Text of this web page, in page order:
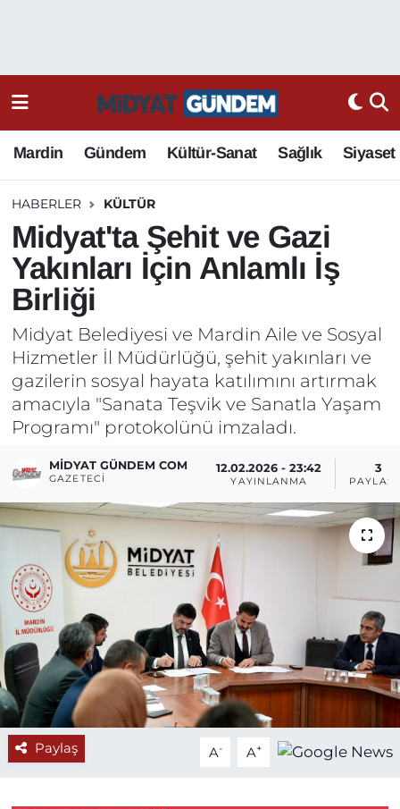
Mardin Gündem Kültür-Sanat Sağlık Siyaset
HABERLER KÜLTÜR
Midyat'ta Şehit ve Gazi
Yakınları İçin Anlamlı İş
Birliği
Midyat Belediyesi ve Mardin Aile ve Sosyal
Hizmetler İl Müdürlüğü, şehit yakınları ve
gazilerin sosyal hayata katılımını artırmak
amacıyla "Sanata Teşvik ve Sanatla Yaşam
Programı" protokolünü imzaladı.
MIDYAT GÜNDEM COM
GAZETECI
12.02.2026 - 23:42
YAYINLANMA
3
Paylaş A- A+